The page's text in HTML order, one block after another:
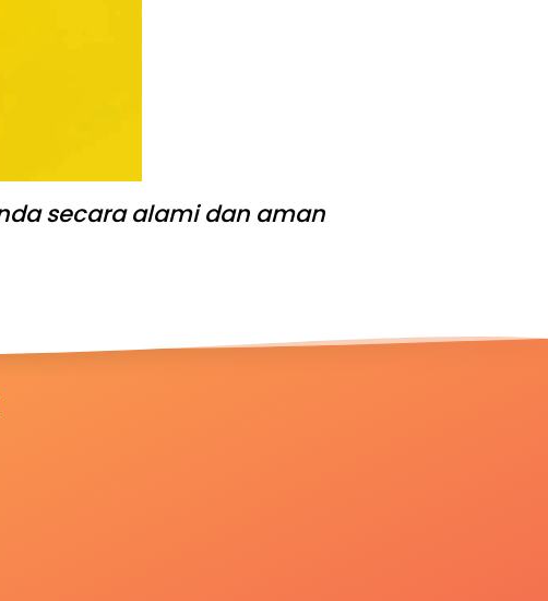
secara alami dan aman